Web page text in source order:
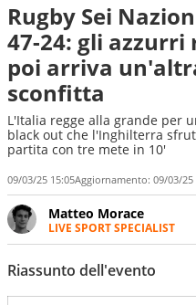
Rugby Sei
47-24: gli
poi arriva
sconfitta
L'Italia regge alla grande per
black out che l'Inghilterra
partita con tre mete in 10'
09/03/25 15:05Aggiornamento: 09/03/25
Matteo Morace
LIVE SPORT SPECIALIST
La multimedialità
professionale. Ama
attenzione sul tempo
sono opinioni ma fatti
Riassunto dell'evento